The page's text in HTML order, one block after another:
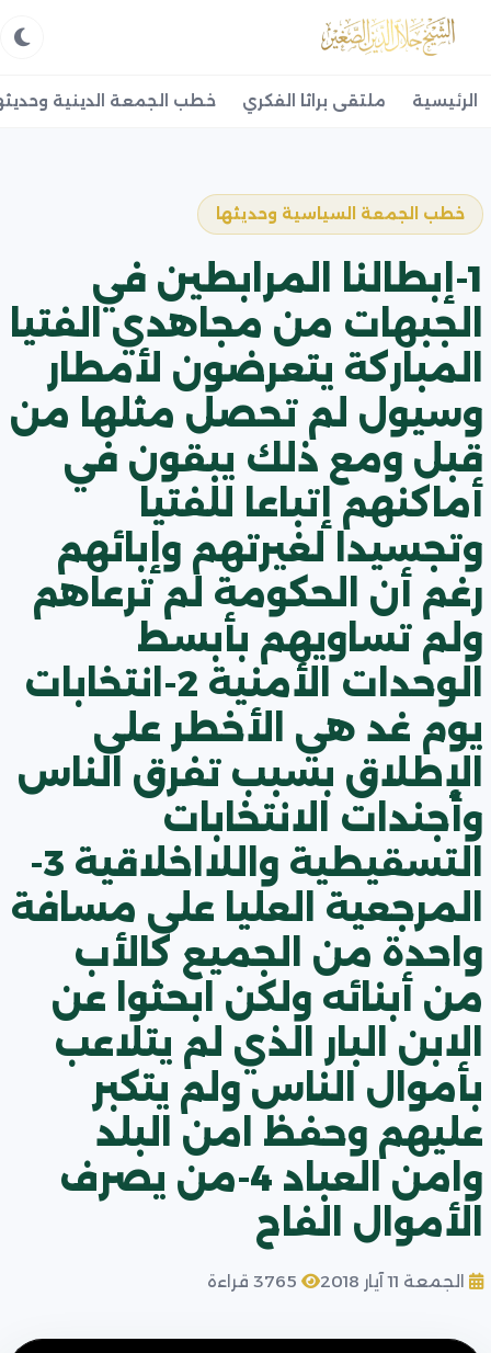
الرئيسية ملتقى براثا الفكري خطب الجمعة الدينية
خطب الجمعة السياسية وحديثها
1-إبطالنا المرابطين في
الجبهات من مجاهدي الفتيا
المباركة يتعرضون لأمطار
وسيول لم تحصل مثلها من
قبل ومع ذلك يبقون في
أماكنهم إتباعا للفتيا
وتجسيدا لغيرتهم وإبائهم
رغم أن الحكومة لم ترعاهم
ولم تساويهم بأبسط
الوحدات الأمنية 2-انتخابات
يوم غد هي الأخطر على
الإطلاق بسبب تفرق الناس
وأجندات الانتخابات
التسقيطية واللااخلاقية 3-
المرجعية العليا على مسافة
واحدة من الجميع كالأب
من أبنائه ولكن ابحثوا عن
الابن البار الذي لم يتلاعب
بأموال الناس ولم يتكبر
عليهم وحفظ امن البلد
وامن العباد 4-من يصرف
الأموال الفاح
الجمعة 11 آيار 2018